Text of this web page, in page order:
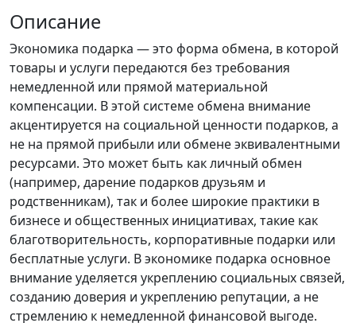
Описание
Экономика подарка — это форма обмена, в которой
товары и услуги передаются без требования
немедленной или прямой материальной
компенсации. В этой системе обмена внимание
акцентируется на социальной ценности подарков, а
не на прямой прибыли или обмене эквивалентными
ресурсами. Это может быть как личный обмен
(например, дарение подарков друзьям и
родственникам), так и более широкие практики в
бизнесе и общественных инициативах, такие как
благотворительность, корпоративные подарки или
бесплатные услуги. В экономике подарка основное
внимание уделяется укреплению социальных связей,
созданию доверия и укреплению репутации, а не
стремлению к немедленной финансовой выгоде.